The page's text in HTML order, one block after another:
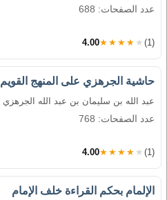
عدد الصفحات: 688
4.00★★★★★ (1)
حاشية الجرهزي على المنهج القويم
عبد الله بن سليمان بن عبد الله الجرهزي
عدد الصفحات: 768
4.00★★★★★ (1)
الإلمام بحكم القراءة خلف الإمام